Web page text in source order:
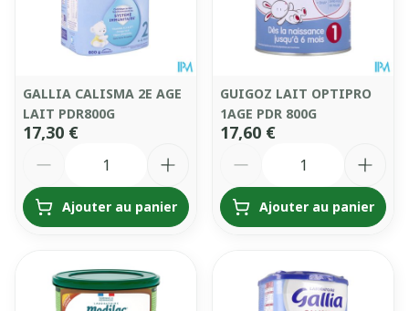
GALLIA CALISMA 2E AGE
LAIT PDR800G
17,30 €
Ajouter au panier
GUIGOZ LAIT OPTIPRO
1AGE PDR 800G
17,60 €
Ajouter au panier